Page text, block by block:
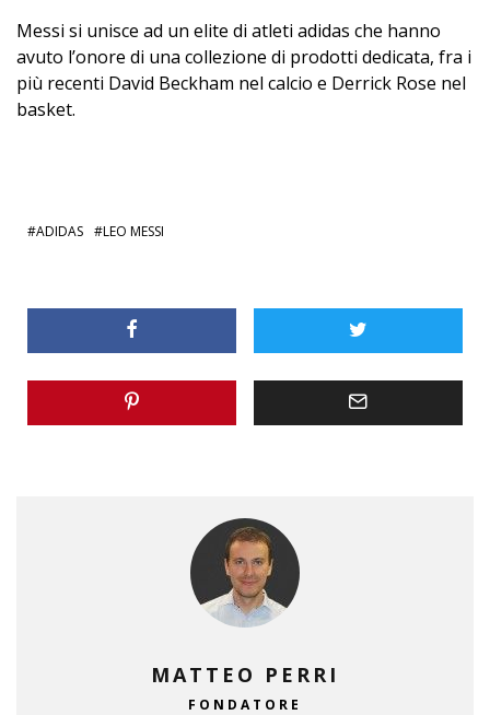
Messi si unisce ad un elite di atleti adidas che hanno
avuto l’onore di una collezione di prodotti dedicata, fra i
più recenti David Beckham nel calcio e Derrick Rose nel
basket.
ADIDAS LEO MESSI
MATTEO PERRI
FONDATORE